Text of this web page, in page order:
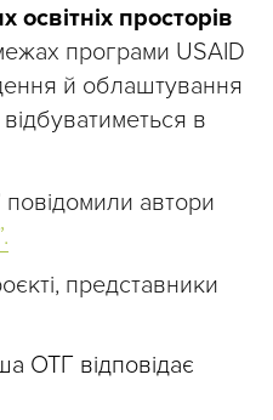
просторів
програми USAID
й облаштування
в
автори
представники
ОТГ відповідає